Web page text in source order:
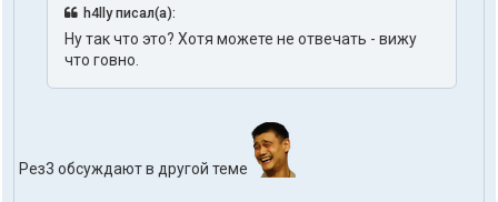
h4lly писал(а):
Ну так что это? Хотя можете не отвечать - вижу
что говно.
Рез3 обсуждают в другой теме